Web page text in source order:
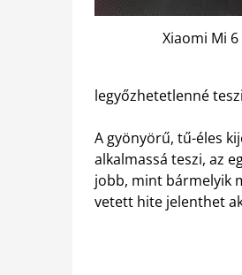
Xiaomi Mi
legyőzhetetlenné
A gyönyörű, tű-éles
alkalmassá teszi, az
jobb, mint bármelyik
vetett hite jelenthet